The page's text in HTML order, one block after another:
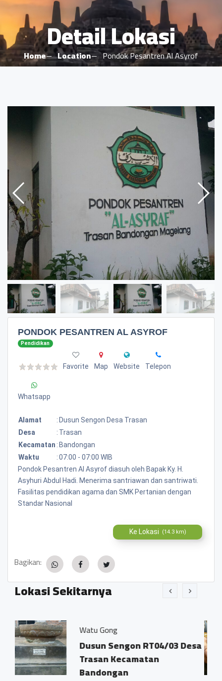
Detail Lokasi
Home Location Pondok Pesantren Al Asyrof
PONDOK PESANTREN AL ASYROF
Pendidikan
Favorite Map Website Telepon
Whatsapp
Alamat : Dusun Sengon Desa Trasan
Desa
: Trasan
Kecamatan : Bandongan
Waktu
:07:00 - 07:00 WIB
Pondok Pesantren Al Asyrof diasuh oleh Bapak Ky. H.
Asyhuri Abdul Hadi. Menerima santriawan dan santriwati.
Fasilitas pendidikan agama dan SMK Pertanian dengan
Standar Nasional
Ke Lokasi (14.3 km)
Bagikan:
Lokasi Sekitarnya
Watu Gong
Dusun Sengon RT04/03 Desa
Trasan Kecamatan
Bandongan
Dsn.
0.04